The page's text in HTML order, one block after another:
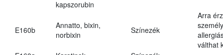
kapszorubin
E160b
Annatto, bixin,
norbixin
Színezék
Arra
válthat